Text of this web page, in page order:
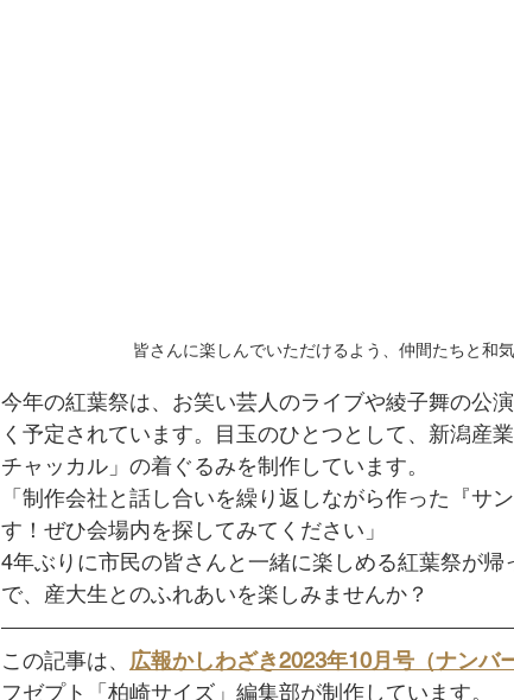
皆さんに楽しんでいただけるよう、仲間たちと和
今年の紅葉祭は、お笑い芸人のライブや綾子舞の公
く予定されています。目玉のひとつとして、新潟産
チャッカル」の着ぐるみを制作しています。
「制作会社と話し合いを繰り返しながら作った『サ
す！ぜひ会場内を探してみてください」
4年ぶりに市民の皆さんと一緒に楽しめる紅葉祭が
で、産大生とのふれあいを楽しみませんか？
この記事は、 広報かしわざき2023年10月号（ナンバ
フゼプト「柏崎サイズ」編集部が制作しています。